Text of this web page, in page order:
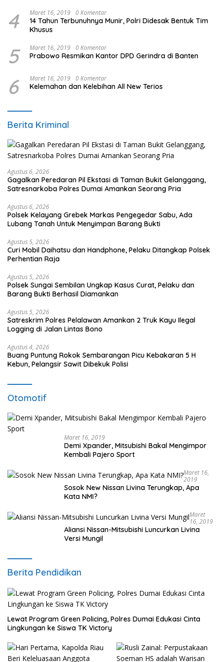
4 Maret 16, 2019 0 Komentar
14 Tahun Terbunuhnya Munir, Polri Didesak Bentuk Tim
Khusus
5 Maret 16, 2019 0 Komentar
Prabowo Resmikan Kantor DPD Gerindra di Banten
6 Maret 16, 2019 0 Komentar
Kelemahan dan Kelebihan All New Terios
Berita Kriminal
Agustus 6, 2026
Gagalkan Peredaran Pil Ekstasi di Taman Bukit Gelanggang,
Satresnarkoba Polres Dumai Amankan Seorang Pria
Agustus 6, 2026
Polsek Kelayang Grebek Markas Pengegedar Sabu, Ada
Lubang Tanah Untuk Menyimpan Barang Bukti
Agustus 5, 2026
Curi Mobil Daihatsu dan Handphone, Pelaku Ditangkap Polsek
Perhentian Raja
Agustus 5, 2026
Polsek Sungai Sembilan Ungkap Kasus Curat, Pelaku dan
Barang Bukti Berhasil Diamankan
Agustus 5, 2026
Satreskrim Polres Pelalawan Amankan 2 Truk Kayu Ilegal
Logging di Jalan Lintas Bono
Agustus 4, 2026
Buang Puntung Rokok Sembarangan Picu Kebakaran 5 H
Kebun, Pelangsir Sawit Dibekuk Polisi
Otomotif
Maret 16, 2019
Demi Xpander, Mitsubishi Bakal Mengimpor
Kembali Pajero Sport
Maret 16,
2019
Sosok New Nissan Livina Terungkap, Apa
Kata NMI?
Maret
16, 2019
Aliansi Nissan-Mitsubishi Luncurkan Livina
Versi Mungil
Berita Pendidikan
Lewat Program Green Policing, Polres Dumai Edukasi Cinta
Lingkungan ke Siswa TK Victory